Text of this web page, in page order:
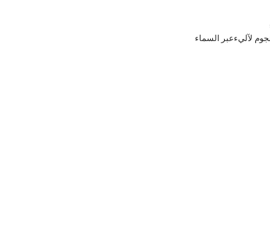
لآليءعبر السماء